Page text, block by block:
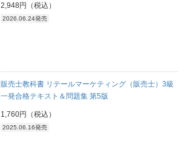
2,948円（税込）
2026.06.24発売
販売士教科書 リテールマーケティング（販売士）3級
一発合格テキスト＆問題集 第5版
1,760円（税込）
2025.06.16発売